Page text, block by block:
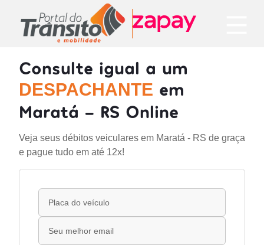
Consulte igual a um
DESPACHANTE em
Maratá - RS Online
Veja seus débitos veiculares em Maratá - RS de graça
e pague tudo em até 12x!